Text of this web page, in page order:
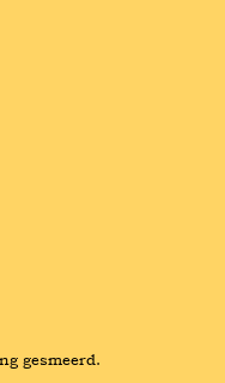
gesmeerd.